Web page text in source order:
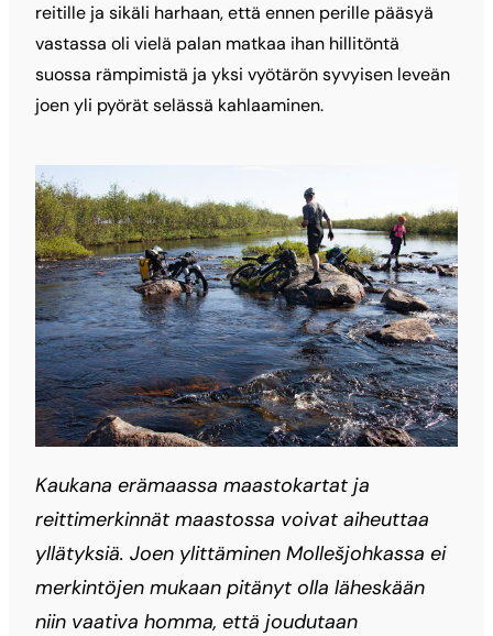
reitille ja sikäli harhaan, että ennen perille pääsyä
vastassa oli vielä palan matkaa ihan hillitöntä
suossa rämpimistä ja yksi vyötärön syvyisen leveän
joen yli pyörät selässä kahlaaminen.
Kaukana erämaassa maastokartat ja
reittimerkinnät maastossa voivat aiheuttaa
yllätyksiä. Joen ylittäminen Mollešjohkassa ei
merkintöjen mukaan pitänyt olla läheskään
niin vaativa homma, että joudutaan